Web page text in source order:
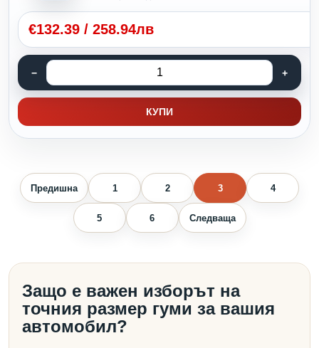
€132.39 / 258.94лв
КУПИ
Предишна 1 2 3 4
5 6 Следваща
Защо е важен изборът на
точния размер гуми за вашия
автомобил?